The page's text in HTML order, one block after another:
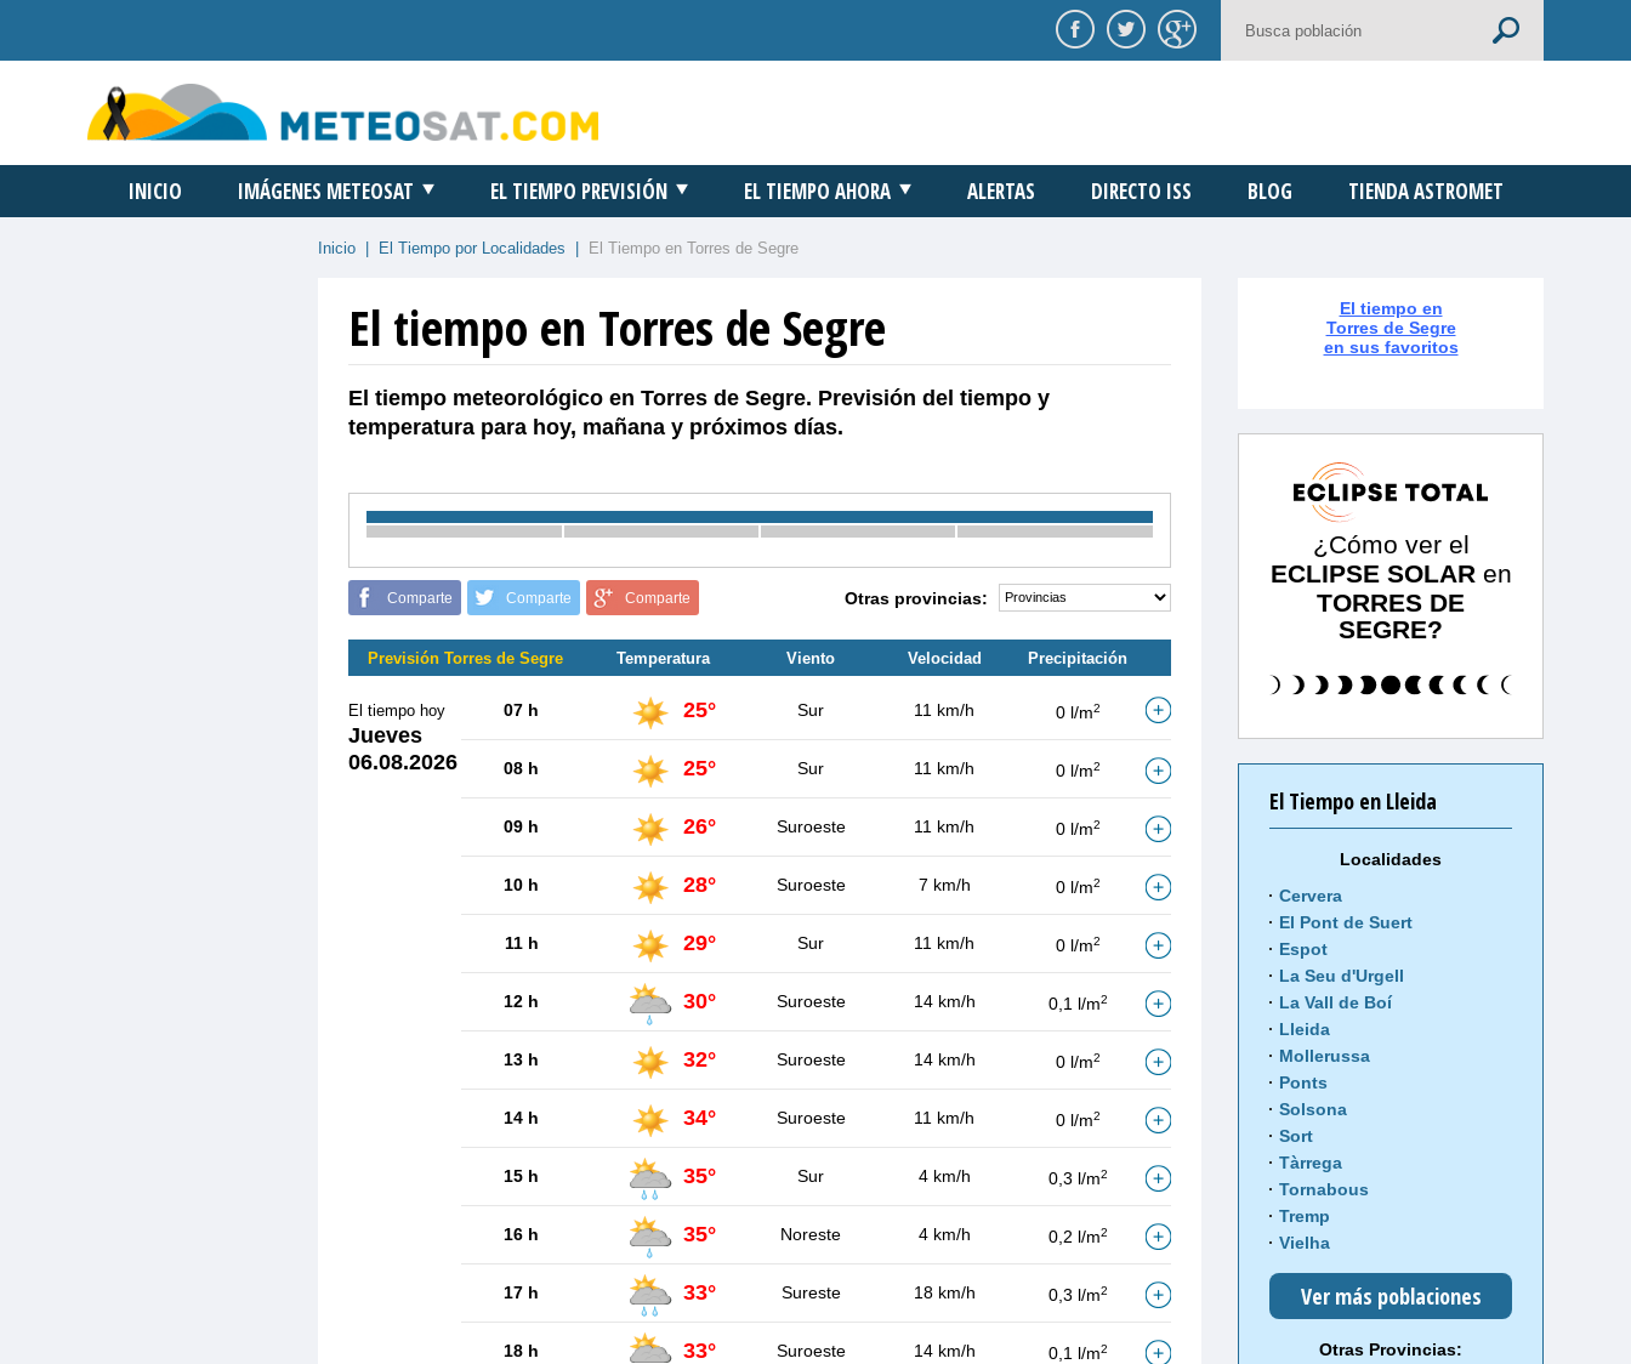
INICIO IMÁGENES METEOSAT EL TIEMPO PREVISIÓN EL TIEMPO AHORA ALERTAS DIRECTO ISS BLOG TIENDA ASTROMET
Inicio El Tiempo por Localidades El Tiempo en Torres de Segre
El tiempo en Torres de Segre
El tiempo meteorológico en Torres de Segre. Previsión del tiempo y
temperatura para hoy, mañana y próximos días.
Comparte Comparte Comparte Otras provincias:
Previsión Torres de Segre Temperatura Viento Velocidad Precipitación
El tiempo hoy
Jueves
06.08.2026
07 h 25° Sur 11 km/h 0 l/m2
08 h 25° Sur 11 km/h 0 l/m2
09 h 26° Suroeste 11 km/h 0 l/m2
10 h 28° Suroeste 7 km/h 0 l/m2
11 h 29° Sur 11 km/h 0 l/m2
12 h 30° Suroeste 14 km/h 0,1 l/m2
13 h 32° Suroeste 14 km/h 0 l/m2
14 h 34° Suroeste 11 km/h 0 l/m2
15 h 35° Sur 4 km/h 0,3 l/m2
16 h 35° Noreste 4 km/h 0,2 l/m2
17 h 33° Sureste 18 km/h 0,3 l/m2
18 h 33° Suroeste 14 km/h 0,1 l/m2
El tiempo en
Torres de Segre
en sus favoritos
¿Cómo ver el
ECLIPSE SOLAR en
TORRES DE
SEGRE?
El Tiempo en Lleida
Localidades
Cervera
El Pont de Suert
Espot
La Seu d'Urgell
La Vall de Boí
Lleida
Mollerussa
Ponts
Solsona
Sort
Tàrrega
Tornabous
Tremp
Vielha
Ver más poblaciones
Otras Provincias: